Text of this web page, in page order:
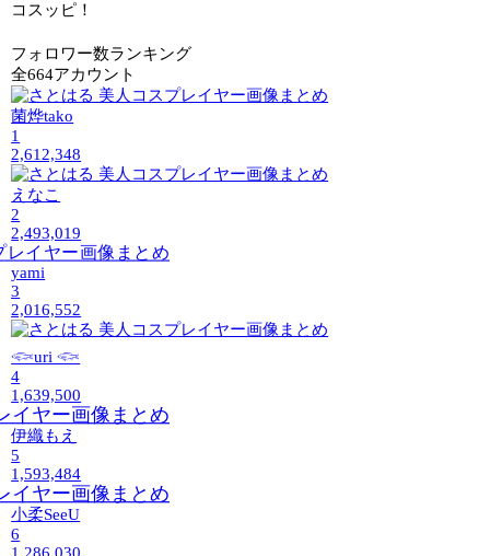
コスッピ！
フォロワー数ランキング
全664アカウント
菌烨tako
1
2,612,348
えなこ
2
2,493,019
yami
3
2,016,552
𓆟uri 𓆟
4
1,639,500
伊織もえ
5
1,593,484
小柔SeeU
6